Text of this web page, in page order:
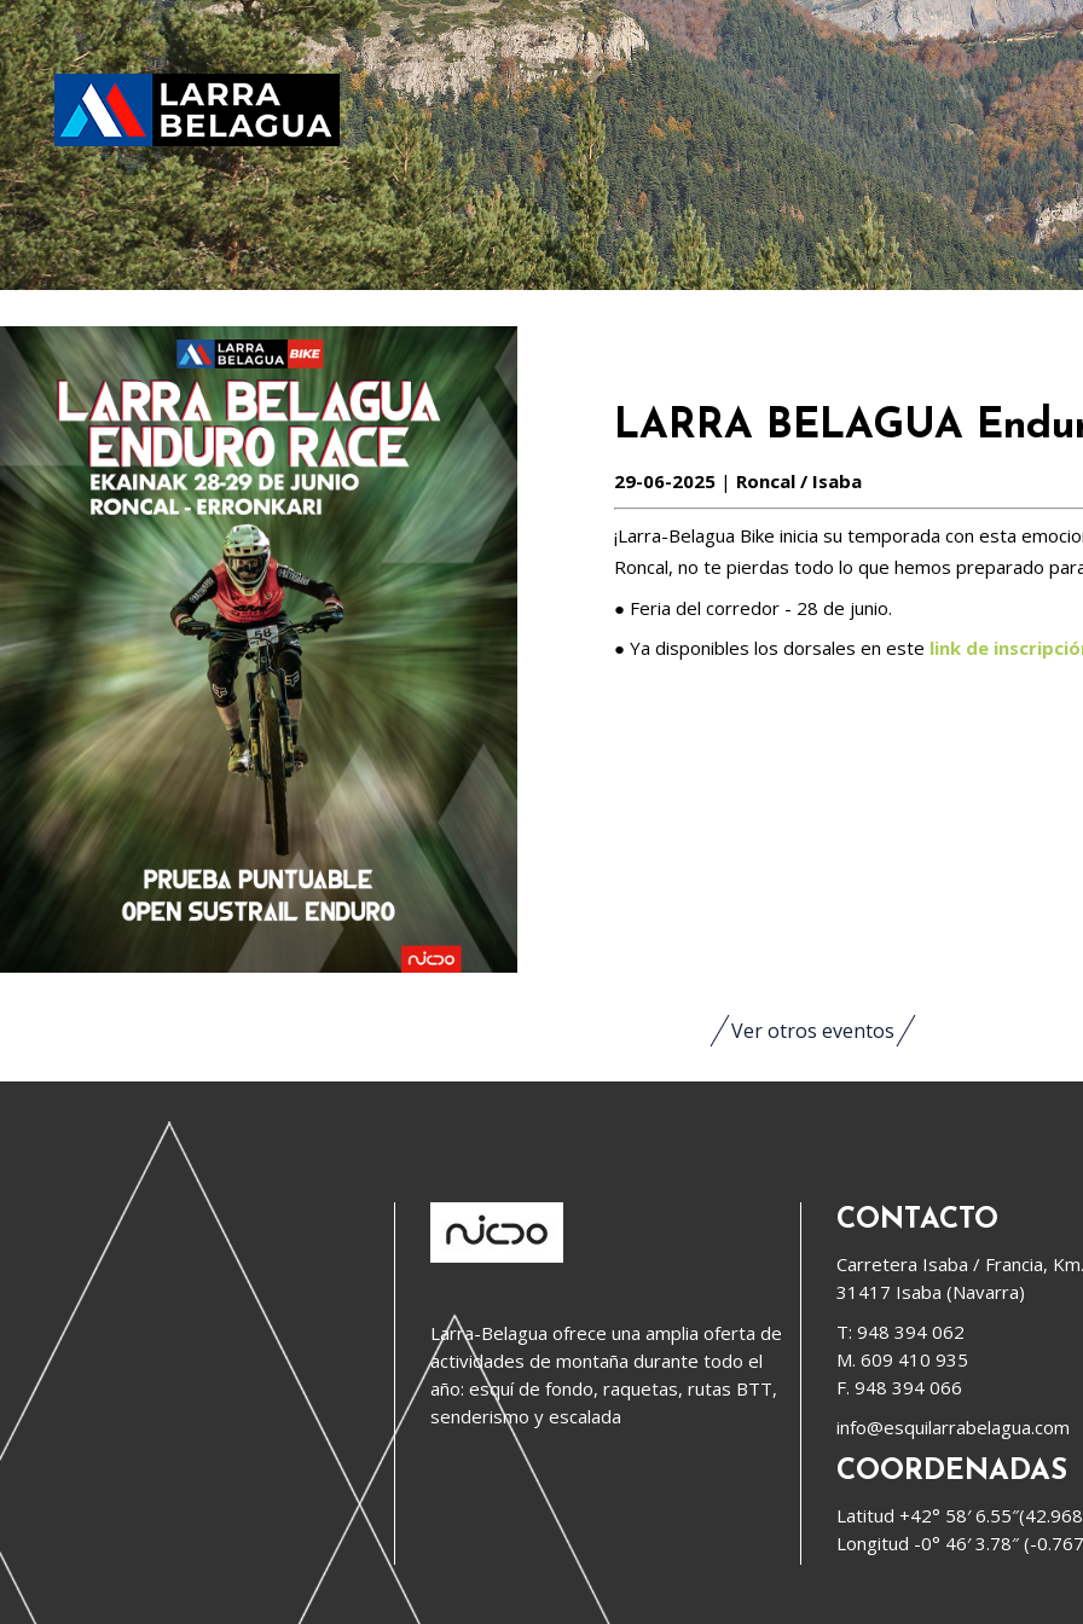
LARRA BELAGUA
29-06-2025 | Roncal / Isaba
¡Larra-Belagua Bike inicia su temporada con esta
Roncal, no te pierdas todo lo que hemos preparado
● Feria del corredor - 28 de junio.
● Ya disponibles los dorsales en este link de
Ver otros eventos
Larra-Belagua ofrece una amplia oferta de
actividades de montaña durante todo el
año: esquí de fondo, raquetas, rutas BTT,
senderismo y escalada
CONTACTO
Carretera Isaba / Francia,
31417 Isaba (Navarra)
T: 948 394 062
M. 609 410 935
F. 948 394 066
info@esquilarrabelagua.com
COORDENADAS
Latitud +42° 58′
Longitud -0° 46′ 3.78″ (-